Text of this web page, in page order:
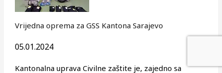
Vrijedna oprema za GSS Kantona Sarajevo
05.01.2024
Kantonalna uprava Civilne zaštite je, zajedno sa